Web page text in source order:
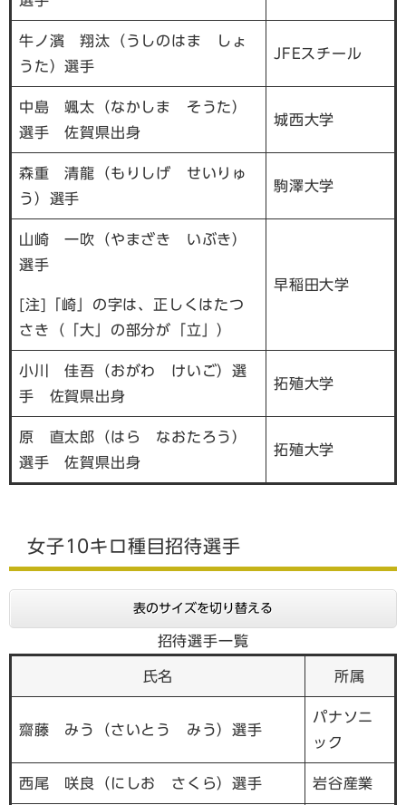
牛ノ濱 翔汰（うしのはま しょ
うた）選手
JFEスチール
中島 颯太（なかしま そうた）
選手佐賀県出身
城西大学
森重 清龍（もりしげ せいりゅ
う）選手
駒澤大学
山崎 一吹（やまざき いぶき）
選手
[注]「崎」の字は、正しくはたつ
さき（「大」の部分が「立」）
早稲田大学
小川 佳吾（おがわ けいご）選
手 佐賀県出身
拓殖大学
原 直太郎（はら なおたろう）
選手佐賀県出身
拓殖大学
女子10キロ種目招待選手
表のサイズを切り替える
招待選手一覧
氏名 所属
齋藤 みう（さいとう みう）選手
パナソニ
ック
西尾 咲良（にしお さくら）選手 岩谷産業